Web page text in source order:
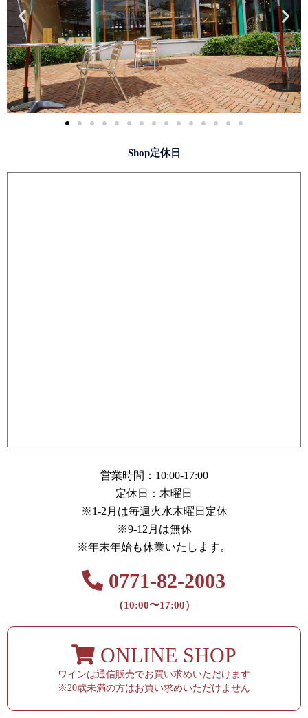
Shop定休日
営業時間：10:00-17:00
定休日：木曜日
※1-2月は毎週火水木曜日定休
※9-12月は無休
※年末年始も休業いたします。
0771-82-2003
（10:00〜17:00）
ONLINE SHOP
ワインは通信販売でお買い求めいただけます
※20歳未満の方はお買い求めいただけません